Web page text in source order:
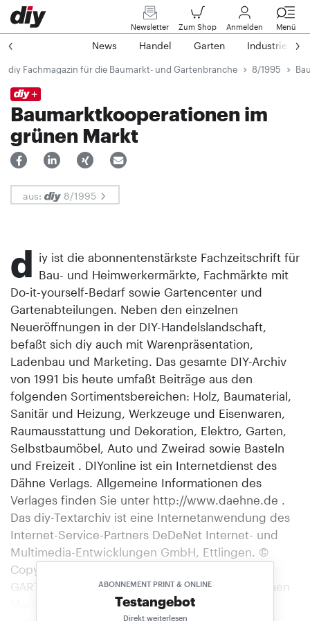
Newsletter Zum Shop Anmelden Menü
News Handel Garten Industrie
diy Fachmagazin für die Baumarkt- und Gartenbranche 8/1995
Baumarktkooperationen im
grünen Markt
aus: 8/1995
ABONNEMENT PRINT & ONLINE
Testangebot
Direkt weiterlesen
d iy ist die abonnentenstärkste Fachzeitschrift für
Bau- und Heimwerkermärkte, Fachmärkte mit
Do-it-yourself-Bedarf sowie Gartencenter und
Gartenabteilungen. Neben den einzelnen
Neueröffnungen in der DIY-Handelslandschaft,
befaßt sich diy auch mit Warenpräsentation,
Ladenbau und Marketing. Das gesamte DIY-Archiv
von 1991 bis heute umfaßt Beiträge aus den
folgenden Sortimentsbereichen: Holz, Baumaterial,
Sanitär und Heizung, Werkzeuge und Eisenwaren,
Raumausstattung und Dekoration, Elektro, Garten,
Selbstbaumöbel, Auto und Zweirad sowie Basteln
und Freizeit . DIYonline ist ein Internetdienst des
Dähne Verlags. Allgemeine Informationen des
Verlages finden Sie unter http://www.daehne.de .
Das diy-Textarchiv ist eine Internetanwendung des
Internet-Service-Partners DeDeNet Internet- und
Multimedia-Entwicklungen GmbH, Ettlingen. ©
Copyright 1998, Dähne Verlag, Ettlingen.
GARTENMARKT Baumarktkooperationen im grünen
Markt Im grünen Markt mischen auch die